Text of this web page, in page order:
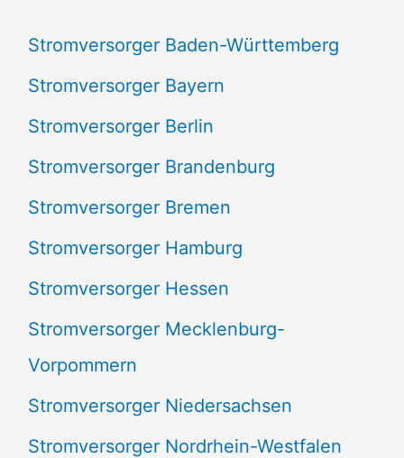
h
:
Stromversorger Baden-Württemberg
Stromversorger Bayern
Stromversorger Berlin
Stromversorger Brandenburg
Stromversorger Bremen
Stromversorger Hamburg
Stromversorger Hessen
Stromversorger Mecklenburg-
Vorpommern
Stromversorger Niedersachsen
Stromversorger Nordrhein-Westfalen